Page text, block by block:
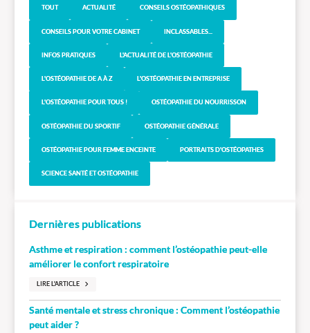
TOUT ACTUALITÉ CONSEILS OSTÉOPATHIQUES
CONSEILS POUR VOTRE CABINET INCLASSABLES...
INFOS PRATIQUES L'ACTUALITÉ DE L'OSTÉOPATHIE
L'OSTÉOPATHIE DE A À Z L'OSTÉOPATHIE EN ENTREPRISE
L'OSTÉOPATHIE POUR TOUS ! OSTÉOPATHIE DU NOURRISSON
OSTÉOPATHIE DU SPORTIF OSTÉOPATHIE GÉNÉRALE
OSTÉOPATHIE POUR FEMME ENCEINTE PORTRAITS D'OSTÉOPATHES
SCIENCE SANTÉ ET OSTÉOPATHIE
Dernières publications
Asthme et respiration : comment l’ostéopathie peut-elle
améliorer le confort respiratoire
LIRE L'ARTICLE
Santé mentale et stress chronique : Comment l’ostéopathie
peut aider ?